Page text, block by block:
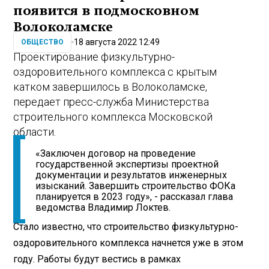
появится в подмосковном
Волоколамске
ОБЩЕСТВО 18 августа 2022 12:49
Проектирование физкультурно-
оздоровительного комплекса с крытым
катком завершилось в Волоколамске,
передает пресс-служба Министерства
строительного комплекса Московской
области.
«Заключен договор на проведение
государственной экспертизы проектной
документации и результатов инженерных
изысканий. Завершить строительство ФОКа
планируется в 2023 году», - рассказал глава
ведомства Владимир Локтев.
Стало известно, что строительство физкультурно-
оздоровительного комплекса начнется уже в этом
году. Работы будут вестись в рамках